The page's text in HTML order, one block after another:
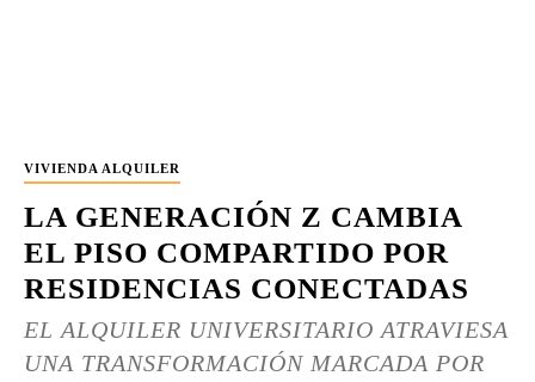
VIVIENDA ALQUILER
LA GENERACIÓN Z CAMBIA
EL PISO COMPARTIDO POR
RESIDENCIAS CONECTADAS
EL ALQUILER UNIVERSITARIO ATRAVIESA
UNA TRANSFORMACIÓN MARCADA POR